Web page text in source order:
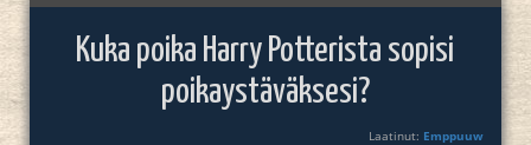
Kuka poika Harry Potterista sopisi
poikaystäväksesi?
Laatinut: Emppuuw